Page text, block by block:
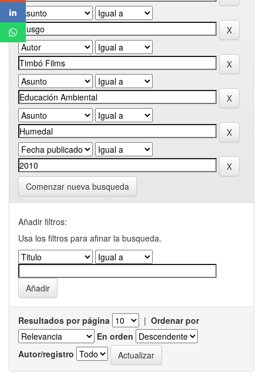
Comenzar nueva busqueda
Añadir filtros:
Usa los filtros para afinar la busqueda.
Resultados por página | Ordenar por
En orden
Autor/registro